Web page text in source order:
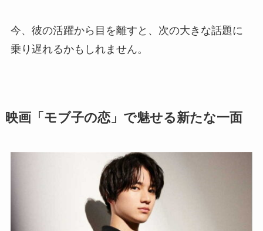
今、彼の活躍から目を離すと、次の大きな話題に
乗り遅れるかもしれません。
映画「モブ子の恋」で魅せる新たな一面